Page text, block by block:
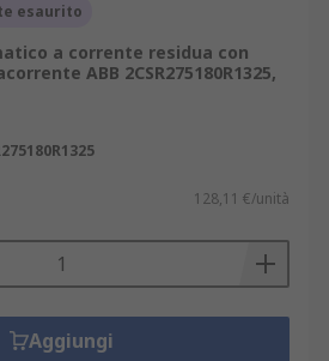
esaurito
a corrente residua con
ABB 2CSR275180R1325,
128,11 €/unità
Aggiungi